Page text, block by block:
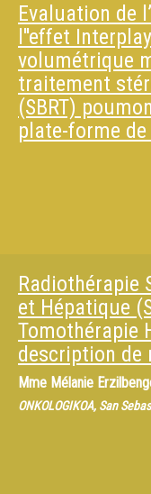
Evaluation de
l''effet
volumétrique
traitement
(SBRT)
plate-forme
Radiothérapie
et Hépatique
Tomothérapie
description de
Mme Mélanie
ONKOLOGIKOA, San